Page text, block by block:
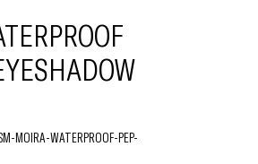
MOIRA-WATERPROOF-PEP-